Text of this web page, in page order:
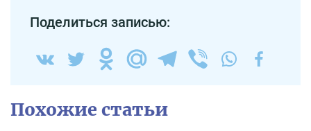
Поделиться записью:
Похожие статьи